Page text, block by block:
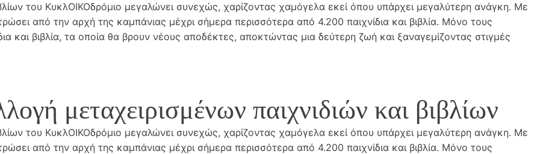
του ΚυκλΟΙΚΟδρόμιο μεγαλώνει συνεχώς, χαρίζοντας χαμόγελα εκεί όπου υπάρχει μεγαλύτερη ανάγκη. Με
από την αρχή της καμπάνιας μέχρι σήμερα περισσότερα από 4.200 παιχνίδια και βιβλία. Μόνο τους
και βιβλία, τα οποία θα βρουν νέους αποδέκτες, αποκτώντας μια δεύτερη ζωή και ξαναγεμίζοντας στιγμές
μεταχειρισμένων παιχνιδιών και βιβλίων
του ΚυκλΟΙΚΟδρόμιο μεγαλώνει συνεχώς, χαρίζοντας χαμόγελα εκεί όπου υπάρχει μεγαλύτερη ανάγκη. Με
από την αρχή της καμπάνιας μέχρι σήμερα περισσότερα από 4.200 παιχνίδια και βιβλία. Μόνο τους